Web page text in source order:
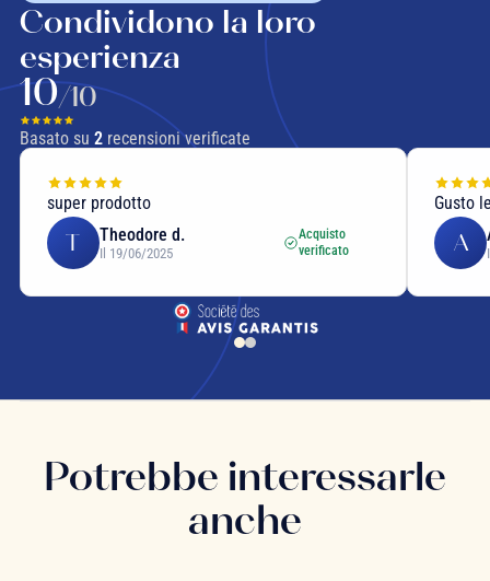
Condividono la loro
esperienza
10/10
Basato su 2recensioni verificate
super prodotto
T Theodore d.
Il 19/06/2025
Acquisto
verificato
Gusto
A
Potrebbe interessarle
anche